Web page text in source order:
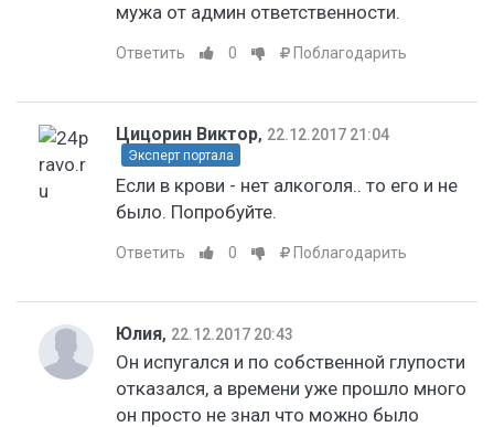
мужа от админ ответственности.
Ответить 0 Поблагодарить
Цицорин Виктор, 22.12.2017 21:04
Эксперт портала
Если в крови - нет алкоголя.. то его и не
было. Попробуйте.
Ответить 0 Поблагодарить
Юлия, 22.12.2017 20:43
Он испугался и по собственной глупости
отказался, а времени уже прошло много
он просто не знал что можно было